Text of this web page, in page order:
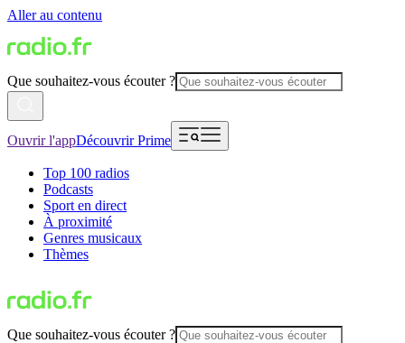
Aller au contenu
Que souhaitez-vous écouter ?
Ouvrir l'appDécouvrir Prime
Top 100 radios
Podcasts
Sport en direct
À proximité
Genres musicaux
Thèmes
Que souhaitez-vous écouter ?